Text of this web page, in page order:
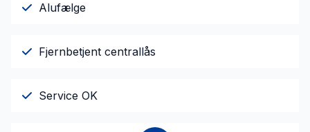
Alufælge
Fjernbetjent centrallås
Service OK